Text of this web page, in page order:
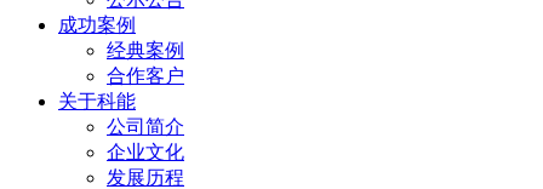
成功案例
经典案例
合作客户
关于科能
公司简介
企业文化
发展历程